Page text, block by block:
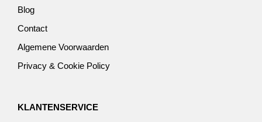
Blog
Contact
Algemene Voorwaarden
Privacy & Cookie Policy
KLANTENSERVICE